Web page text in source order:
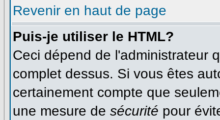
Revenir en haut de page
Puis-je utiliser le HTML?
Ceci dépend de l'administrateur
complet dessus. Si vous êtes
certainement compte que
une mesure de sécurité pour